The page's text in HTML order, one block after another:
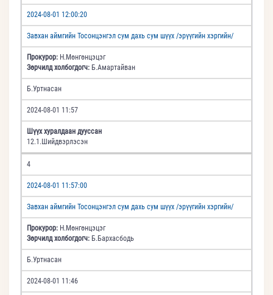
2024-08-01 12:00:20
Завхан аймгийн Тосонцэнгэл сум дахь сум шүүх /эрүүгийн хэргийн/
Прокурор: Н.Мөнгөнцэцэг
Зөрчилд холбогдогч: Б.Амартайван
Б.Уртнасан
2024-08-01 11:57
Шүүх хуралдаан дууссан
12.1.Шийдвэрлэсэн
4
2024-08-01 11:57:00
Завхан аймгийн Тосонцэнгэл сум дахь сум шүүх /эрүүгийн хэргийн/
Прокурор: Н.Мөнгөнцэцэг
Зөрчилд холбогдогч: Б.Бархасбодь
Б.Уртнасан
2024-08-01 11:46